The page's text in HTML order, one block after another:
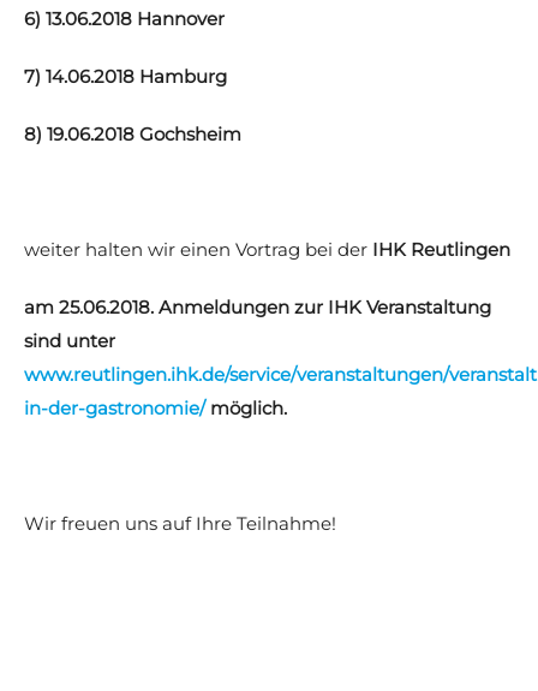
6) 13.06.2018 Hannover
7) 14.06.2018 Hamburg
8) 19.06.2018 Gochsheim
weiter halten wir einen Vortrag bei der IHK Reutlingen
am 25.06.2018. Anmeldungen zur IHK Veranstaltung
sind unter
www.reutlingen.ihk.de/service/veranstaltungen/
in-der-gastronomie/möglich.
Wir freuen uns auf Ihre Teilnahme!